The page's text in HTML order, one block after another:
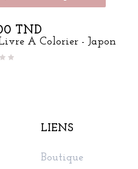
TND
À Colorier - Japon
LIENS
Boutique